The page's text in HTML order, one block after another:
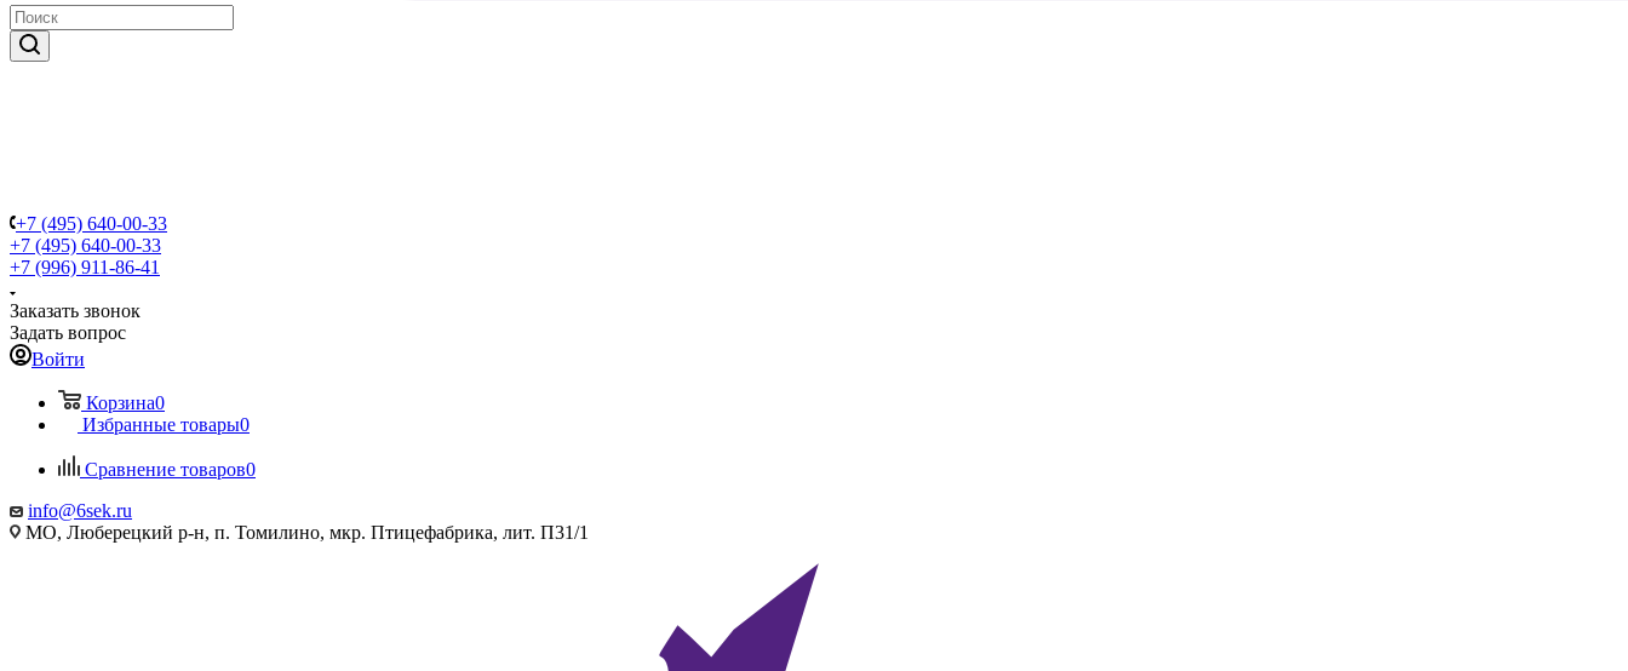
+7 (495) 640-00-33
+7 (495) 640-00-33
+7 (996) 911-86-41
Заказать звонок
Задать вопрос
Войти
Корзина0
Избранные товары0
Сравнение товаров0
info@6sek.ru
МО, Люберецкий р-н, п. Томилино, мкр. Птицефабрика, лит. П31/1